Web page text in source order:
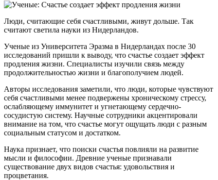
Люди, считающие себя счастливыми, живут дольше. Так
считают светила науки из Нидерландов.
Ученые из Университета Эразма в Нидерландах после 30
исследований пришли к выводу, что счастье создает эффект
продления жизни. Специалисты изучили связь между
продолжительностью жизни и благополучием людей.
Авторы исследования заметили, что люди, которые чувствуют
себя счастливыми менее подвержены хроническому стрессу,
ослабляющему иммунитет и угнетающему сердечно-
сосудистую систему. Научные сотрудники акцентировали
внимание на том, что счастье могут ощущать люди с разным
социальным статусом и достатком.
Наука признает, что поиски счастья повлияли на развитие
мысли и философии. Древние ученые признавали
существование двух видов счастья: удовольствия и
процветания.